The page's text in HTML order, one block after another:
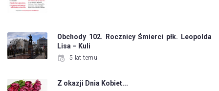
Obchody 102. Rocznicy Śmierci płk. Leopolda
Lisa – Kuli
5 lat temu
Z okazji Dnia Kobiet...